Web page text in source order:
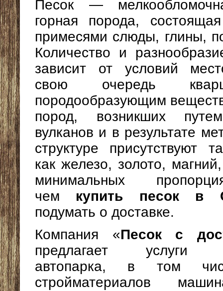
Песок —
горная порода,
примесями слюды, глины,
Количество и
зависит от условий
свою очередь
породообразующим
пород, возникших
вулканов и в результате
структуре присутствуют
как железо, золото,
минимальных
чем купить песок в
подумать о доставке.
Компания «Песок с
предлагает услуги
автопарка, в том
стройматериалов